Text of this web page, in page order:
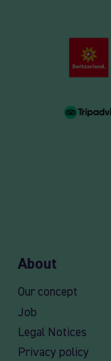
About
Our concept
Job
Legal Notices
Privacy policy